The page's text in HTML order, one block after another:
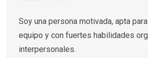
Soy una persona motivada, apta
equipo y con fuertes habilidades
interpersonales.